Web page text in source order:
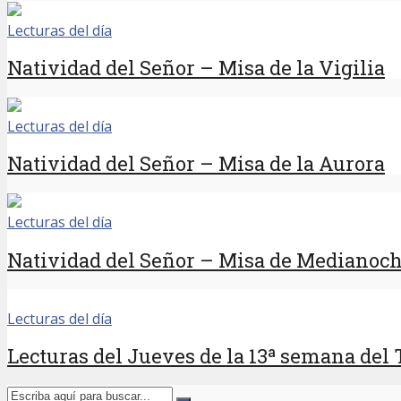
Lecturas del día
Natividad del Señor – Misa de la Vigilia
Lecturas del día
Natividad del Señor – Misa de la Aurora
Lecturas del día
Natividad del Señor – Misa de
Lecturas del día
Lecturas del Jueves de la 13ª semana del